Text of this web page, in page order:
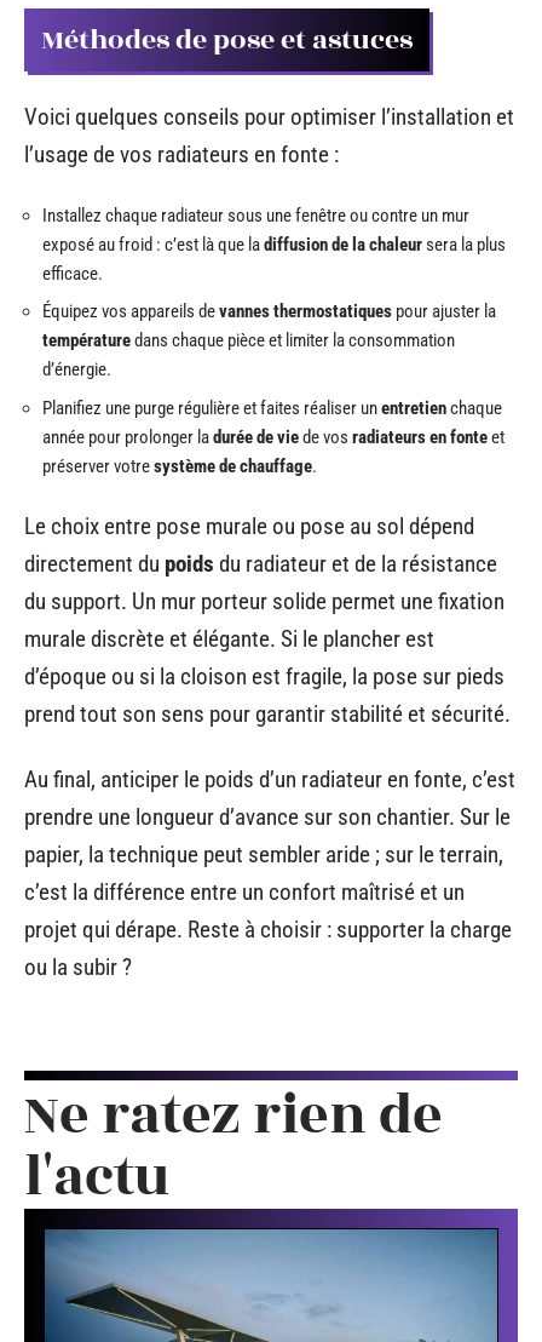
Méthodes de pose et astuces
Voici quelques conseils pour optimiser l’installation et
l’usage de vos radiateurs en fonte :
Installez chaque radiateur sous une fenêtre ou contre un mur
exposé au froid : c’est là que ladiffusion de la chaleursera la plus
efficace.
Équipez vos appareils devannes thermostatiques pour ajuster la
températuredans chaque pièce et limiter la consommation
d’énergie.
Planifiez une purge régulière et faites réaliser unentretienchaque
année pour prolonger ladurée de viede vos radiateurs en fonteet
préserver votresystème de chauffage.
Le choix entre pose murale ou pose au sol dépend
directement du poids du radiateur et de la résistance
du support. Un mur porteur solide permet une fixation
murale discrète et élégante. Si le plancher est
d’époque ou si la cloison est fragile, la pose sur pieds
prend tout son sens pour garantir stabilité et sécurité.
Au final, anticiper le poids d’un radiateur en fonte, c’est
prendre une longueur d’avance sur son chantier. Sur le
papier, la technique peut sembler aride ; sur le terrain,
c’est la différence entre un confort maîtrisé et un
projet qui dérape. Reste à choisir : supporter la charge
ou la subir ?
Ne ratez rien de
l'actu